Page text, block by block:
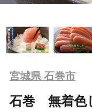
宮城県 石巻市
石巻 無着色